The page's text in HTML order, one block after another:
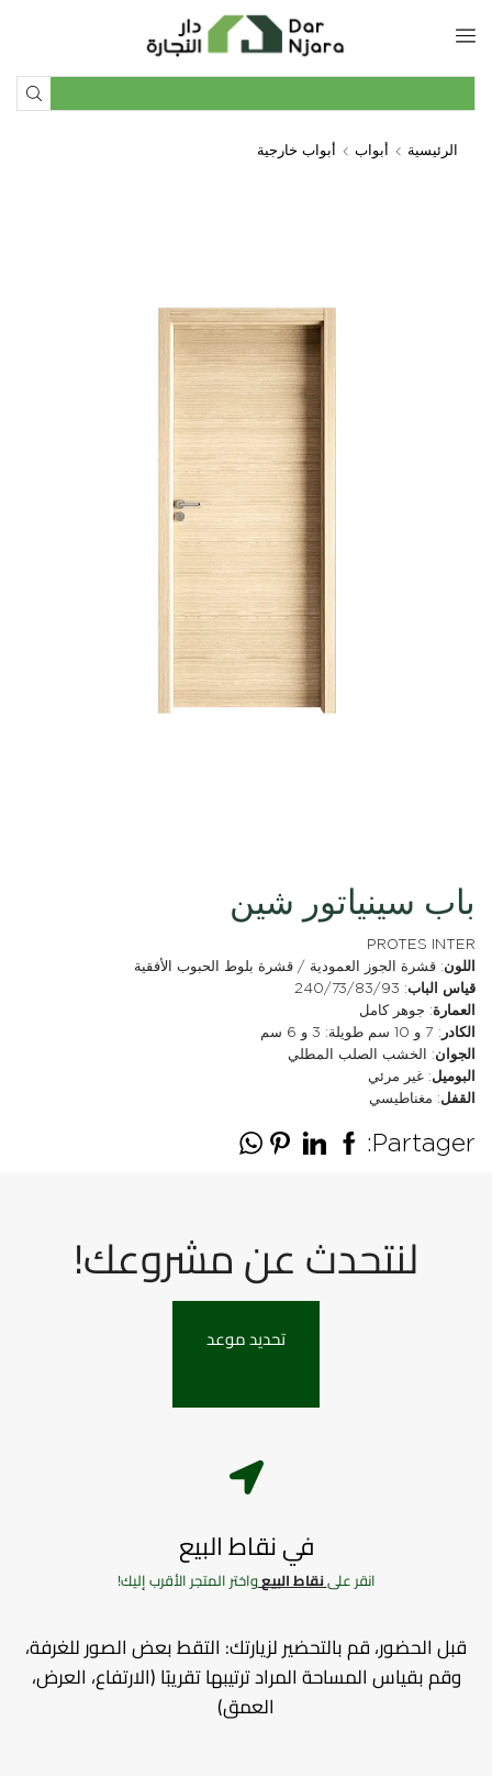
الرئيسية أبواب أبواب خارجية
باب سينياتور شين
PROTES INTER
اللون: قشرة الجوز العمودية / قشرة بلوط الحبوب الأفقية
قياس الباب: 240/73/83/93
العمارة: جوهر كامل
الكادر : 7 و 10 سم طويلة: 3 و 6 سم
الجوان: الخشب الصلب المطلي
البوميل: غير مرئي
القفل: مغناطيسي
Partager:
لنتحدث عن مشروعك!
تحديد موعد
في نقاط البيع
انقر علىنقاط البيعواختر المتجر الأقرب إليك!
قبل الحضور، قم بالتحضير لزيارتك: التقط بعض الصور للغرفة،
وقم بقياس المساحة المراد ترتيبها تقريبًا (الارتفاع، العرض،
العمق)